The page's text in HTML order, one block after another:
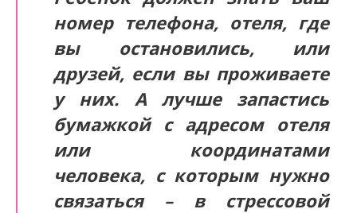
номер телефона, отеля, где
вы остановились, или
друзей, если вы проживаете
у них. А лучше запастись
бумажкой с адресом отеля
или координатами
человека, с которым нужно
связаться – в стрессовой